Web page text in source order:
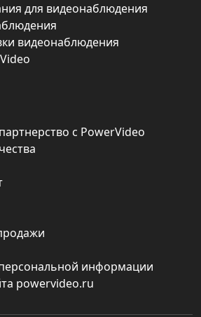
для видеонаблюдения
видеонаблюдения
с PowerVideo
информации
powervideo.ru